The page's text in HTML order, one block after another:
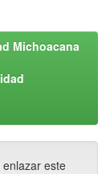
Michoacana
este